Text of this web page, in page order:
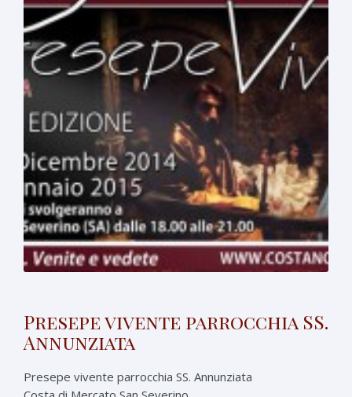
Presepe vivente parrocchia SS.
Annunziata
Presepe vivente parrocchia SS. Annunziata